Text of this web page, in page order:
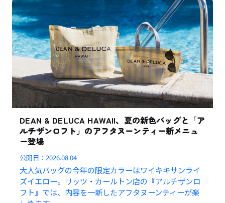
DEAN & DELUCA HAWAII、夏の新色バッグと「ア
ルチザンロフト」のアフタヌーンティー新メニュ
ー登場
公開日：2026.08.04
大人気バッグの今年の限定カラーはワイキキサンライ
ズイエロー。リッツ・カールトン店の『アルチザンロ
フト』では、内容を一新したアフタヌーンティーが楽